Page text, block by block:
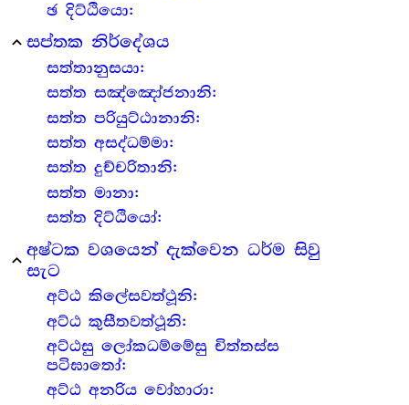
ඡ දිට්ඨියො:
expand_less සප්තක නිර්දේශය
සත්තානුසයා:
සත්ත සඤ්ඤෝජනානි:
සත්ත පරියුට්ඨානානි:
සත්ත අසද්ධම්මා:
සත්ත දුච්චරිතානි:
සත්ත මානා:
සත්ත දිට්ඨියෝ:
expand_less
අෂ්ටක වශයෙන් දැක්වෙන ධර්ම සිවු
සැට
අට්ඨ කිලේසවත්ථූනි:
අට්ඨ කුසීතවත්ථූනි:
අට්ඨසු ලෝකධම්මේසු චිත්තස්ස
පටිඝාතෝ:
අට්ඨ අනරිය වෝහාරා: